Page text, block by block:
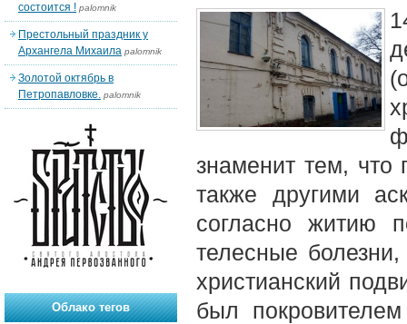
знаменит тем, что
также другими
согласно житию
телесные
христианский
был
состоится ! palomnik
Престольный праздник у
Архангела Михаила palomnik
Золотой октябрь в
Петропавловке. palomnik
Облако тегов